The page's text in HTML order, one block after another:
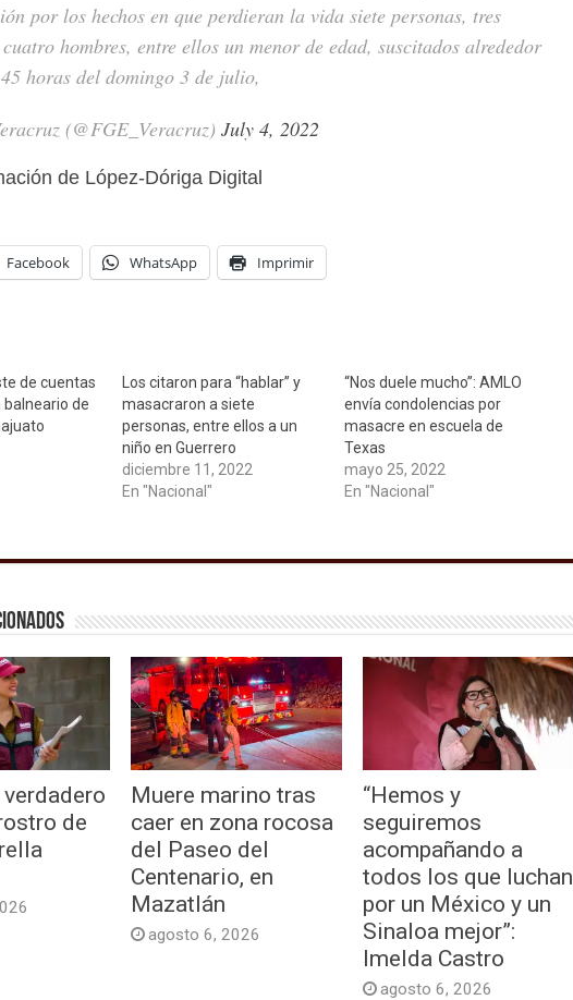
por los hechos en que perdieran la vida siete personas, tres
hombres, entre ellos un menor de edad, suscitados alrededor
horas del domingo 3 de julio,
(@FGE_Veracruz) July 4, 2022
de López-Dóriga Digital
Facebook WhatsApp Imprimir
de cuentas
de
Los citaron para “hablar” y
masacraron a siete
personas, entre ellos a un
niño en Guerrero
diciembre 11, 2022
En "Nacional"
“Nos duele mucho”: AMLO
envía condolencias por
masacre en escuela de
Texas
mayo 25, 2022
En "Nacional"
de
Muere marino tras
caer en zona rocosa
del Paseo del
Centenario, en
Mazatlán
agosto 6, 2026
“Hemos y
seguiremos
acompañando a
todos los que luchan
por un México y un
Sinaloa mejor”:
Imelda Castro
agosto 6, 2026